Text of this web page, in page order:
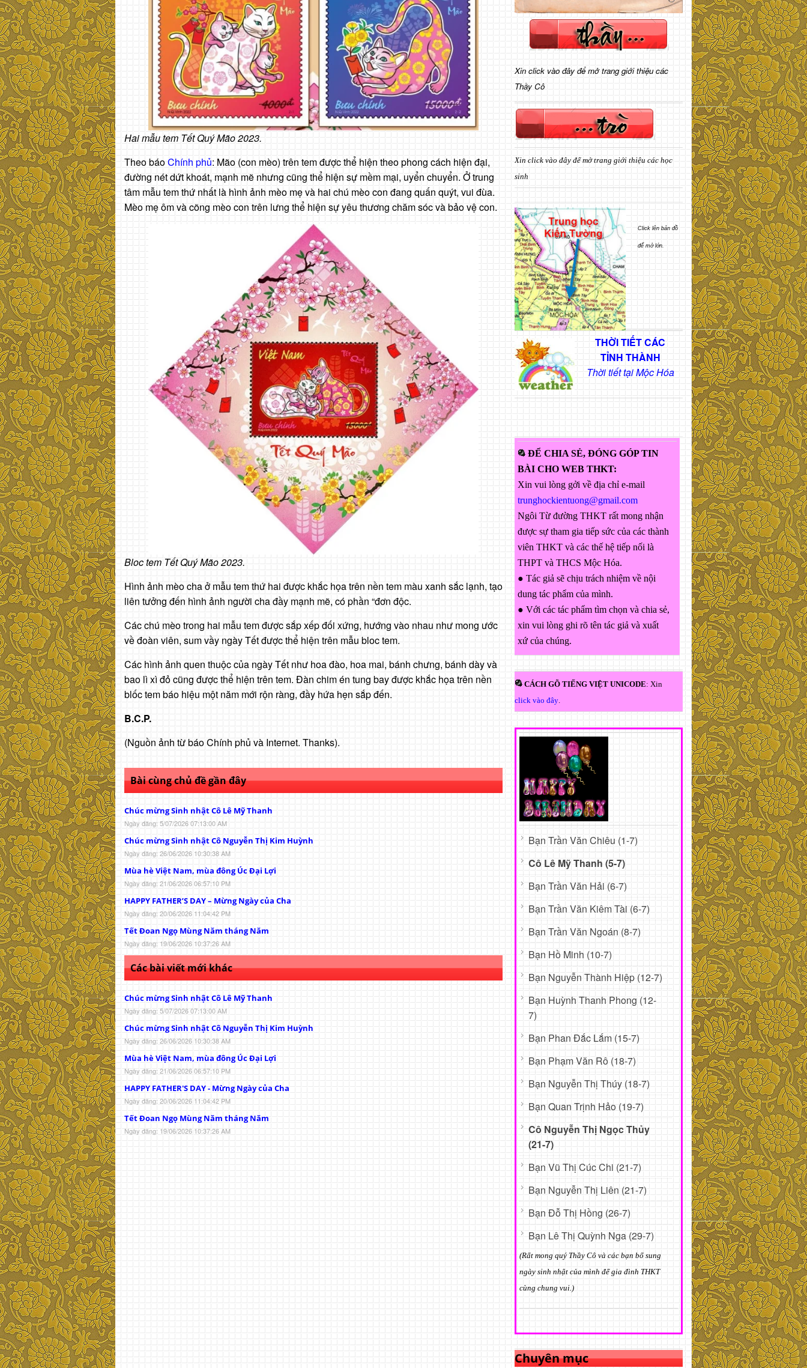
Hai mẫu tem Tết Quý Mão 2023.
Theo báoChính phủ: Mão (con mèo) trên tem được thể hiện theo phong cách hiện đại,
đường nét dứt khoát, mạnh mẽ nhưng cũng thể hiện sự mềm mại, uyển chuyển. Ở trung
tâm mẫu tem thứ nhất là hình ảnh mèo mẹ và hai chú mèo con đang quấn quýt, vui đùa.
Mèo mẹ ôm và cõng mèo con trên lưng thể hiện sự yêu thương chăm sóc và bảo vệ con.
Bloc tem Tết Quý Mão 2023.
Hình ảnh mèo cha ở mẫu tem thứ hai được khắc họa trên nền tem màu xanh sắc lạnh, tạo
liên tưởng đến hình ảnh người cha đầy mạnh mẽ, có phần “đơn độc.
Các chú mèo trong hai mẫu tem được sắp xếp đối xứng, hướng vào nhau như mong ước
về đoàn viên, sum vầy ngày Tết được thể hiện trên mẫu bloc tem.
Các hình ảnh quen thuộc của ngày Tết như hoa đào, hoa mai, bánh chưng, bánh dày và
bao lì xì đỏ cũng được thể hiện trên tem. Đàn chim én tung bay được khắc họa trên nền
blốc tem báo hiệu một năm mới rộn ràng, đầy hứa hẹn sắp đến.
B.C.P.
(Nguồn ảnh từ báo Chính phủ và Internet. Thanks).
Bài cùng chủ đề gần đây
Chúc mừng Sinh nhật Cô Lê Mỹ Thanh
Ngày đăng: 5/07/2026 07:13:00 AM
Chúc mừng Sinh nhật Cô Nguyễn Thị Kim Huỳnh
Ngày đăng: 26/06/2026 10:30:38 AM
Mùa hè Việt Nam, mùa đông Úc Đại Lợi
Ngày đăng: 21/06/2026 06:57:10 PM
HAPPY FATHER’S DAY – Mừng Ngày của Cha
Ngày đăng: 20/06/2026 11:04:42 PM
Tết Đoan Ngọ Mùng Năm tháng Năm
Ngày đăng: 19/06/2026 10:37:26 AM
Các bài viết mới khác
Chúc mừng Sinh nhật Cô Lê Mỹ Thanh
Ngày đăng: 5/07/2026 07:13:00 AM
Chúc mừng Sinh nhật Cô Nguyễn Thị Kim Huỳnh
Ngày đăng: 26/06/2026 10:30:38 AM
Mùa hè Việt Nam, mùa đông Úc Đại Lợi
Ngày đăng: 21/06/2026 06:57:10 PM
HAPPY FATHER'S DAY - Mừng Ngày của Cha
Ngày đăng: 20/06/2026 11:04:42 PM
Tết Đoan Ngọ Mùng Năm tháng Năm
Ngày đăng: 19/06/2026 10:37:26 AM
Xin click vào đây để mở trang giới thiệu các
Thầy Cô
Xin click vào đây để mở trang giới thiệu các học
sinh
Click lên bản đồ
để mở lớn.
THỜI TIẾT CÁC
TỈNH THÀNH
Thời tiết tại Mộc Hóa
ĐỂ CHIA SẺ, ĐÓNG GÓP TIN
BÀI CHO WEB THKT:
Xin vui lòng gởi về địa chỉ e-mail
trunghockientuong@gmail.com
Ngôi Từ đường THKT rất mong nhận
được sự tham gia tiếp sức của các thành
viên THKT và các thế hệ tiếp nối là
THPT và THCS Mộc Hóa.
● Tác giả sẽ chịu trách nhiệm về nội
dung tác phẩm của mình.
● Với các tác phẩm tìm chọn và chia sẻ,
xin vui lòng ghi rõ tên tác giả và xuất
xứ của chúng.
CÁCH GÕ TIẾNG VIỆT UNICODE: Xin
click vào đây
Bạn Trần Văn Chiêu (1-7)
Cô Lê Mỹ Thanh (5-7)
Bạn Trần Văn Hải (6-7)
Bạn Trần Văn Kiêm Tài (6-7)
Bạn Trần Văn Ngoán (8-7)
Bạn Hồ Minh (10-7)
Bạn Nguyễn Thành Hiệp (12-7)
Bạn Huỳnh Thanh Phong (12-
7)
Bạn Phan Đắc Lắm (15-7)
Bạn Phạm Văn Rô (18-7)
Bạn Nguyễn Thị Thúy (18-7)
Bạn Quan Trịnh Hảo (19-7)
Cô Nguyễn Thị Ngọc Thủy
(21-7)
Bạn Vũ Thị Cúc Chi (21-7)
Bạn Nguyễn Thị Liên (21-7)
Bạn Đỗ Thị Hồng (26-7)
Bạn Lê Thị Quỳnh Nga (29-7)
(Rất mong quý Thầy Cô và các bạn bổ sung
ngày sinh nhật của mình để gia đình THKT
cùng chung vui.)
Chuyên mục